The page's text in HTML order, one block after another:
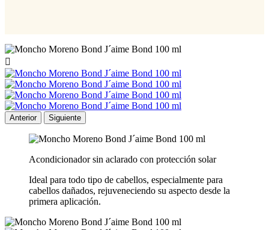

Anterior Siguiente
Acondicionador sin aclarado con protección solar
Ideal para todo tipo de cabellos, especialmente para
cabellos dañados, rejuveneciendo su aspecto desde la
primera aplicación.